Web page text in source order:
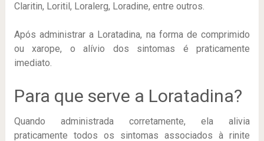
Claritin, Loritil, Loralerg, Loradine, entre outros.
Após administrar a Loratadina, na forma de comprimido
ou xarope, o alívio dos sintomas é praticamente
imediato.
Para que serve a Loratadina?
Quando administrada corretamente, ela alivia
praticamente todos os sintomas associados à rinite